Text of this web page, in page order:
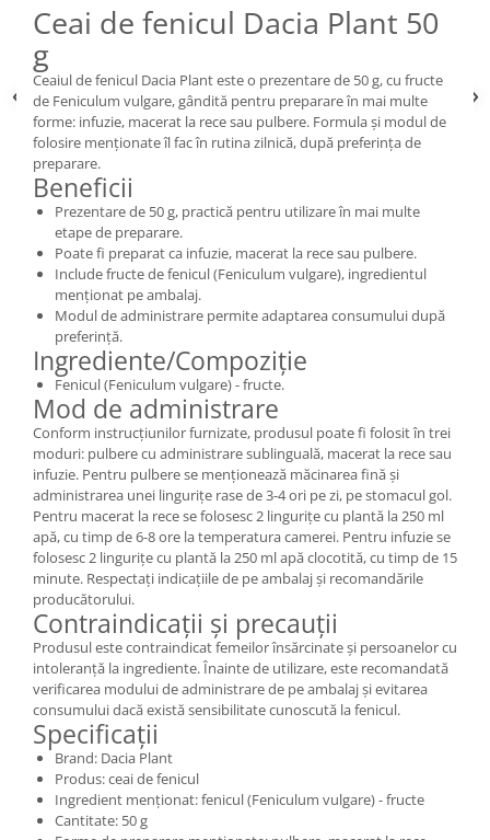
Ceai de fenicul Dacia Plant 50
g
Ceaiul de fenicul Dacia Plant este o prezentare de 50 g, cu fructe
de Feniculum vulgare, gândită pentru preparare în mai multe
forme: infuzie, macerat la rece sau pulbere. Formula și modul de
folosire menționate îl fac în rutina zilnică, după preferința de
preparare.
Beneficii
Prezentare de 50 g, practică pentru utilizare în mai multe
etape de preparare.
Poate fi preparat ca infuzie, macerat la rece sau pulbere.
Include fructe de fenicul (Feniculum vulgare), ingredientul
menționat pe ambalaj.
Modul de administrare permite adaptarea consumului după
preferință.
Ingrediente/Compoziție
Fenicul (Feniculum vulgare) - fructe.
Mod de administrare
Conform instrucțiunilor furnizate, produsul poate fi folosit în trei
moduri: pulbere cu administrare sublinguală, macerat la rece sau
infuzie. Pentru pulbere se menționează măcinarea fină și
administrarea unei lingurițe rase de 3-4 ori pe zi, pe stomacul gol.
Pentru macerat la rece se folosesc 2 lingurițe cu plantă la 250 ml
apă, cu timp de 6-8 ore la temperatura camerei. Pentru infuzie se
folosesc 2 lingurițe cu plantă la 250 ml apă clocotită, cu timp de 15
minute. Respectați indicațiile de pe ambalaj și recomandările
producătorului.
Contraindicații și precauții
Produsul este contraindicat femeilor însărcinate și persoanelor cu
intoleranță la ingrediente. Înainte de utilizare, este recomandată
verificarea modului de administrare de pe ambalaj și evitarea
consumului dacă există sensibilitate cunoscută la fenicul.
Specificații
Brand: Dacia Plant
Produs: ceai de fenicul
Ingredient menționat: fenicul (Feniculum vulgare) - fructe
Cantitate: 50 g